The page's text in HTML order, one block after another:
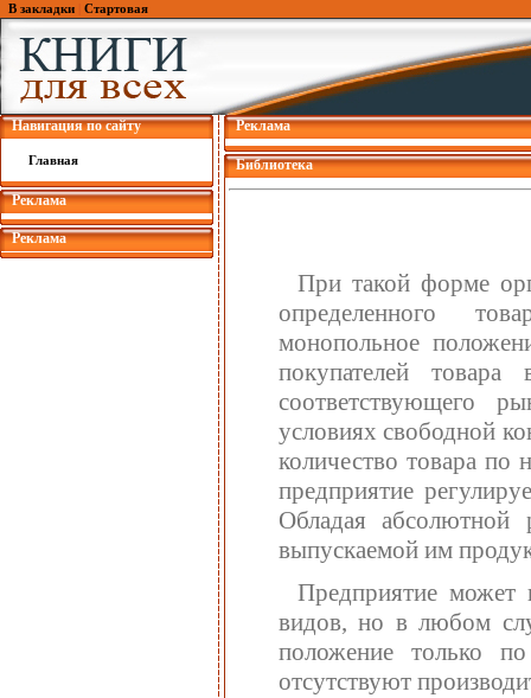
В закладки Стартовая
Навигация по сайту
Главная
Реклама
Реклама
Реклама
Библиотека
При такой форме
определенного
монопольное
покупателей
соответствующего
условиях свободной
количество товара по
предприятие
Обладая
выпускаемой им
Предприятие может
видов, но в любом
положение только
отсутствуют